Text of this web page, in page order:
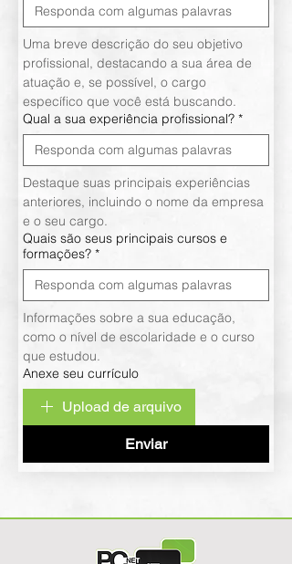
Uma breve descrição do seu objetivo
profissional, destacando a sua área de
atuação e, se possível, o cargo
específico que você está buscando.
Qual a sua experiência profissional? *
Destaque suas principais experiências
anteriores, incluindo o nome da empresa
e o seu cargo.
Quais são seus principais cursos e
formações? *
Informações sobre a sua educação,
como o nível de escolaridade e o curso
que estudou.
Anexe seu currículo
Upload de arquivo
Enviar